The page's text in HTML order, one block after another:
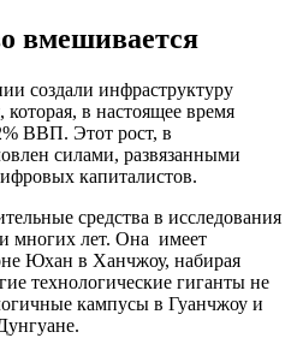
вмешивается
создали инфраструктуру
в настоящее время
ВВП. Этот рост, в
силами, развязанными
капиталистов.
средства в исследования
многих лет. Она имеет
Юхан в Ханчжоу, набирая
технологические гиганты не
кампусы в Гуанчжоу и